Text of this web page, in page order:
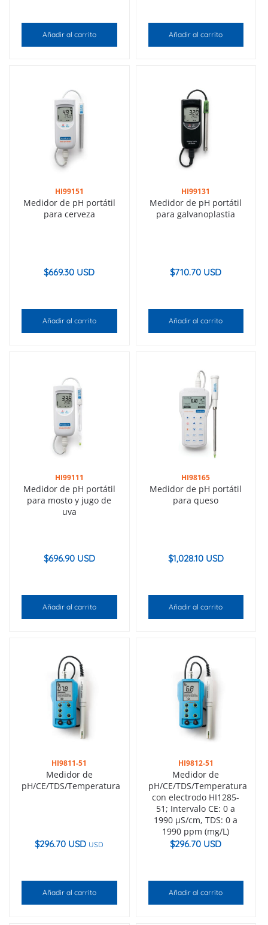
Añadir al carrito Añadir al carrito
HI99151
Medidor de pH portátil
para cerveza
$669.30 USD
Añadir al carrito
HI99131
Medidor de pH portátil
para galvanoplastia
$710.70 USD
Añadir al carrito
HI99111
Medidor de pH portátil
para mosto y jugo de
uva
$696.90 USD
Añadir al carrito
HI98165
Medidor de pH portátil
para queso
$1,028.10 USD
Añadir al carrito
HI9811-51
Medidor de
pH/CE/TDS/Temperatura
$296.70 USD USD
Añadir al carrito
HI9812-51
Medidor de
pH/CE/TDS/Temperatura
con electrodo HI1285-
51; Intervalo CE: 0 a
1990 µS/cm, TDS: 0 a
1990 ppm (mg/L)
$296.70 USD
Añadir al carrito